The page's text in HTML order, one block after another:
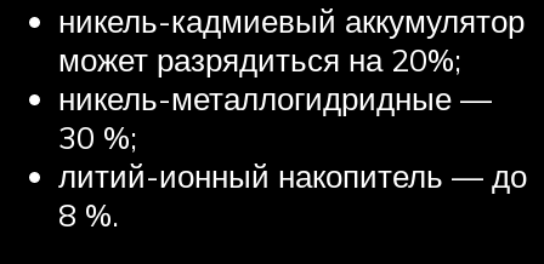
никель-кадмиевый аккумулятор
может разрядиться на 20%;
никель-металлогидридные —
30 %;
литий-ионный накопитель — до
8 %.